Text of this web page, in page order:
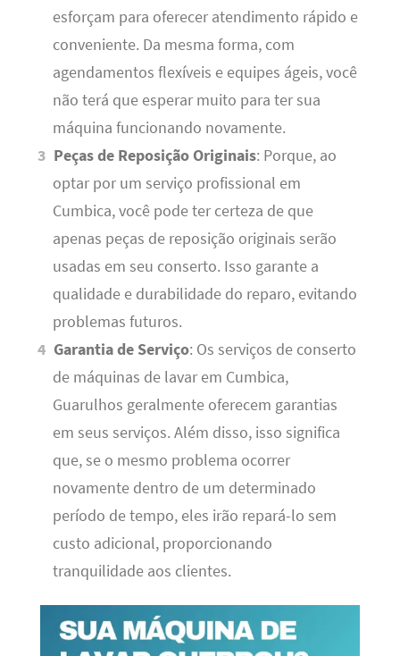
esforçam para oferecer atendimento rápido e
conveniente. Da mesma forma, com
agendamentos flexíveis e equipes ágeis, você
não terá que esperar muito para ter sua
máquina funcionando novamente.
Peças de Reposição Originais: Porque, ao
optar por um serviço profissional em
Cumbica, você pode ter certeza de que
apenas peças de reposição originais serão
usadas em seu conserto. Isso garante a
qualidade e durabilidade do reparo, evitando
problemas futuros.
Garantia de Serviço: Os serviços de conserto
de máquinas de lavar em Cumbica,
Guarulhos geralmente oferecem garantias
em seus serviços. Além disso, isso significa
que, se o mesmo problema ocorrer
novamente dentro de um determinado
período de tempo, eles irão repará-lo sem
custo adicional, proporcionando
tranquilidade aos clientes.